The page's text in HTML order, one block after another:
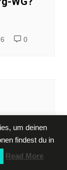
0
um deinen
findest du in
Read More